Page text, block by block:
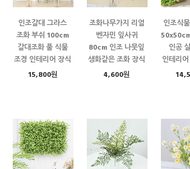
인조갈대 그라스
조화 부쉬 100cm
갈대조화 풀 식물
조경 인테리어 장식
15,800원
조화나무가지 리얼
벤자민 잎사귀
80cm 인조 나뭇잎
생화같은 조화 장식
4,600원
인조식
인공
인테리